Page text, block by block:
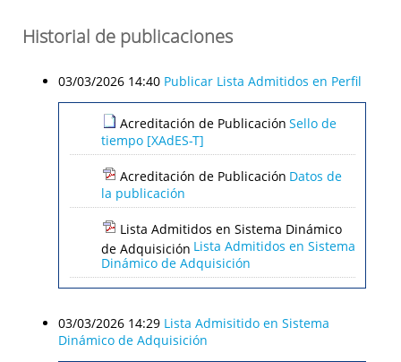
Historial de publicaciones
03/03/2026 14:40 Publicar Lista Admitidos en Perfil
Acreditación de Publicación Sello de
tiempo [XAdES-T]
Acreditación de Publicación Datos de
la publicación
Lista Admitidos en Sistema Dinámico
de Adquisición Lista Admitidos en Sistema
Dinámico de Adquisición
03/03/2026 14:29 Lista Admisitido en Sistema
Dinámico de Adquisición